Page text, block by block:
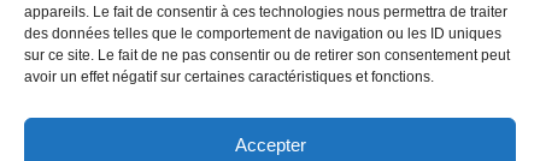
appareils. Le fait de consentir à ces technologies nous permettra de traiter
des données telles que le comportement de navigation ou les ID uniques
sur ce site. Le fait de ne pas consentir ou de retirer son consentement peut
avoir un effet négatif sur certaines caractéristiques et fonctions.
Accepter